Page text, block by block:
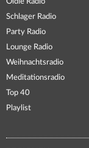
Schlager Radio
Party Radio
Lounge Radio
Weihnachtsradio
Meditationsradio
Top 40
Playlist